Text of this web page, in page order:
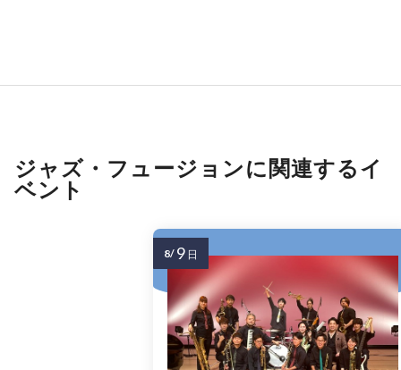
ジャズ・フュージョンに関連するイ
ベント
8/ 9 日